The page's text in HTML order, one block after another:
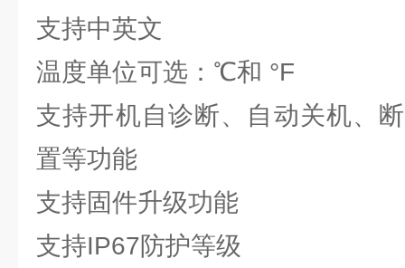
支持中英文
温度单位可选：℃和 °F
支持开机自诊断、自动关机、
置等功能
支持固件升级功能
支持IP67防护等级